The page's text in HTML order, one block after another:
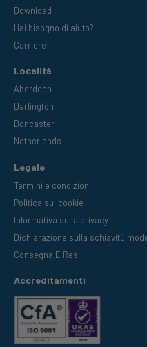
Download
Hai bisogno di aiuto?
Carriere
Località
Aberdeen
Darlington
Doncaster
Netherlands
Legale
Termini e condizioni
Politica sui cookie
Informativa sulla privacy
Dichiarazione sulla schiavitù
Consegna E Resi
Accreditamenti